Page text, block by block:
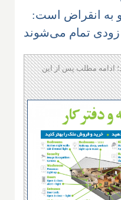
به انقراض است:
زودی تمام می‌شوند
ادامه مطلب پس از این